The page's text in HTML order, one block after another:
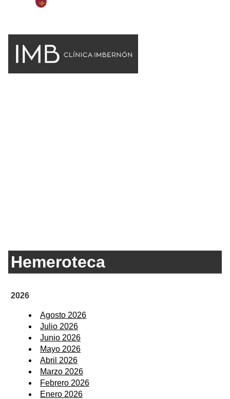
Hemeroteca
2026
Agosto 2026
Julio 2026
Junio 2026
Mayo 2026
Abril 2026
Marzo 2026
Febrero 2026
Enero 2026